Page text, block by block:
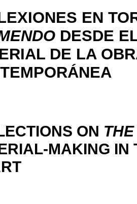
EN
DESDE
DE LA
ON
MAKING IN